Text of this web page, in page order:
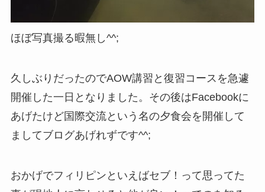
ほぼ写真撮る暇無し^^;
久しぶりだったのでAOW講習と復習コースを急遽
開催した一日となりました。その後はFacebookに
あげたけど国際交流という名の夕食会を開催して
ましてブログあげれずです^^;
おかげでフィリピンといえばセブ！って思ってた